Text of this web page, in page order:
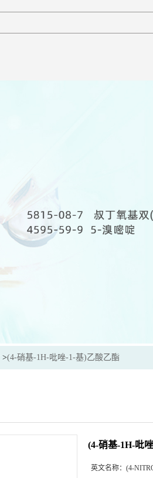
>(4-硝基-1H-吡唑-1-基)乙酸乙酯
(4-硝基-1H-吡
英文名称： (4-